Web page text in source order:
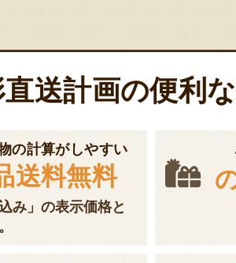
発送時期：通年
発送目安：3～5日
賞味期限：製造日
￥2,480
受付中 のし可
魚の粕漬「荒波
直送計画の便利
の計算がしやすい
送料無料
み」の表示価格と